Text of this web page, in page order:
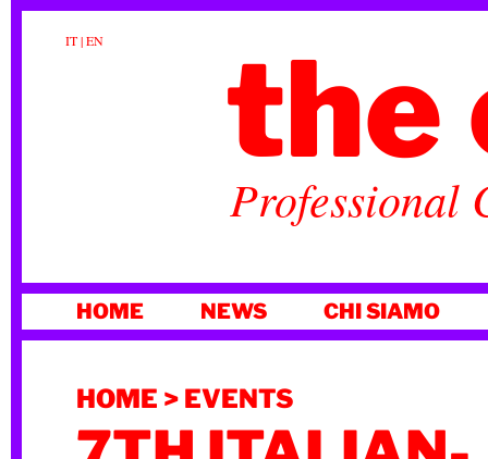
IT|EN the
Professional
AL
HOME NEWS CHI SIAMO
HOME > EVENTS